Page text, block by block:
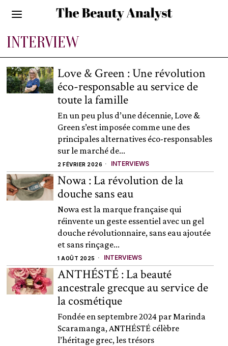
INTERVIEW
Love & Green : Une révolution
éco-responsable au service de
toute la famille
En un peu plus d’une décennie, Love &
Green s’est imposée comme une des
principales alternatives éco-responsables
sur le marché de...
2 FÉVRIER 2026 INTERVIEWS
Nowa : La révolution de la
douche sans eau
Nowa est la marque française qui
réinvente un geste essentiel avec un gel
douche révolutionnaire, sans eau ajoutée
et sans rinçage...
1 AOÛT 2025 INTERVIEWS
ANTHÉSTÉ : La beauté
ancestrale grecque au service de
la cosmétique
Fondée en septembre 2024 par Marinda
Scaramanga, ANTHÉSTÉ célèbre
l’héritage grec, les trésors